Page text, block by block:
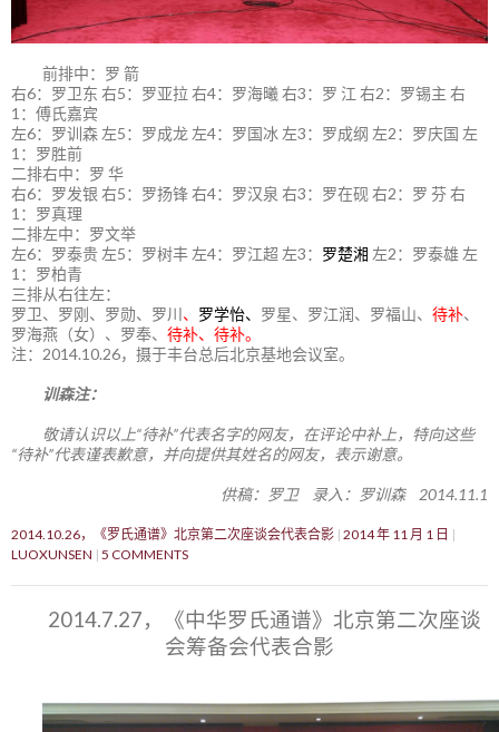
前排中：罗 箭
右6：罗卫东 右5：罗亚拉 右4：罗海曦 右3：罗 江 右2：罗锡主 右
1：傅氏嘉宾
左6：罗训森 左5：罗成龙 左4：罗国冰 左3：罗成纲 左2：罗庆国 左
1：罗胜前
二排右中：罗 华
右6：罗发银 右5：罗扬锋 右4：罗汉泉 右3：罗在砚 右2：罗 芬 右
1：罗真理
二排左中：罗文举
左6：罗泰贵 左5：罗树丰 左4：罗江超 左3： 罗楚湘 左2：罗泰雄 左
1：罗柏青
三排从右往左：
罗卫、罗刚、罗勋、罗川 、 罗学怡、 罗星、罗江润、罗福山、 待补、
罗海燕（女）、罗奉、 待补、待补。
注：2014.10.26，摄于丰台总后北京基地会议室。
训森注：
敬请认识以上“待补”代表名字的网友，在评论中补上，特向这些
“待补”代表谨表歉意，并向提供其姓名的网友，表示谢意。
供稿：罗卫 录入：罗训森 2014.11.1
2014.10.26，《罗氏通谱》北京第二次座谈会代表合影 2014 年 11 月 1 日
LUOXUNSEN 5 COMMENTS
2014.7.27，《中华罗氏通谱》北京第二次座谈
会筹备会代表合影